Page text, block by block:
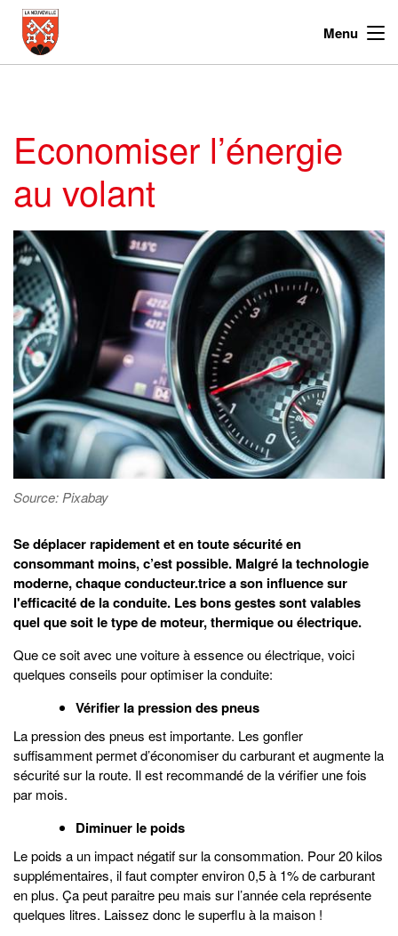
Menu
Economiser l’énergie
au volant
Source: Pixabay
Se déplacer rapidement et en toute sécurité en
consommant moins, c’est possible. Malgré la technologie
moderne, chaque conducteur.trice a son influence sur
l'efficacité de la conduite. Les bons gestes sont valables
quel que soit le type de moteur, thermique ou électrique.
Que ce soit avec une voiture à essence ou électrique, voici
quelques conseils pour optimiser la conduite:
Vérifier la pression des pneus
La pression des pneus est importante. Les gonfler
suffisamment permet d’économiser du carburant et augmente la
sécurité sur la route. Il est recommandé de la vérifier une fois
par mois.
Diminuer le poids
Le poids a un impact négatif sur la consommation. Pour 20 kilos
supplémentaires, il faut compter environ 0,5 à 1% de carburant
en plus. Ça peut paraitre peu mais sur l’année cela représente
quelques litres. Laissez donc le superflu à la maison !